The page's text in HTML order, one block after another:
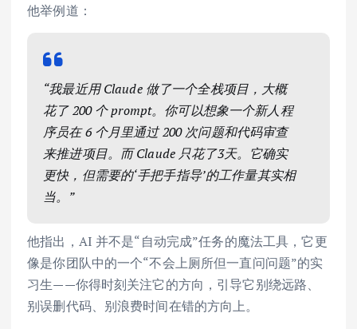
他举例道：
“我最近用 Claude 做了一个全栈项目，大概
花了 200 个 prompt。你可以想象一个新人程
序员在 6 个月里通过 200 次问题和代码审查
来推进项目。而 Claude 只花了3天。它确实
更快，但需要的‘手把手指导’的工作量其实相
当。”
他指出，AI 并不是“自动完成”任务的魔法工具，它更
像是你团队中的一个“不会上厕所但一直问问题”的实
习生——你得时刻关注它的方向，引导它别绕远路、
别误删代码、别浪费时间在错的方向上。